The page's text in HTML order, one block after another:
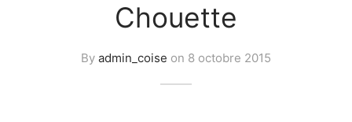
Chouette
By admin_coise on 8 octobre 2015